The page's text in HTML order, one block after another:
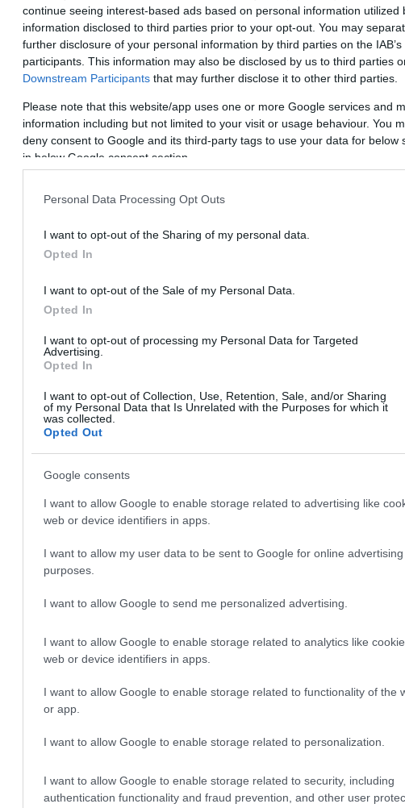
continue seeing interest-based ads based on personal information utilized
information disclosed to third parties prior to your opt-out. You may
further disclosure of your personal information by third parties on the
participants. This information may also be disclosed by us to third parties
Downstream Participants that may further disclose it to other third parties.
Please note that this website/app uses one or more Google services and
information including but not limited to your visit or usage behaviour. You
deny consent to Google and its third-party tags to use your data for below
in below Google consent section.
Personal Data Processing Opt Outs
I want to opt-out of the Sharing of my personal data.
Opted In
I want to opt-out of the Sale of my Personal Data.
Opted In
I want to opt-out of processing my Personal Data for Targeted
Advertising.
Opted In
I want to opt-out of Collection, Use, Retention, Sale, and/or Sharing
of my Personal Data that Is Unrelated with the Purposes for which it
was collected.
Opted Out
Google consents
I want to allow Google to enable storage related to advertising like
web or device identifiers in apps.
I want to allow my user data to be sent to Google for online advertising
purposes.
I want to allow Google to send me personalized advertising.
I want to allow Google to enable storage related to analytics like
web or device identifiers in apps.
I want to allow Google to enable storage related to functionality of the
or app.
I want to allow Google to enable storage related to personalization.
I want to allow Google to enable storage related to security, including
authentication functionality and fraud prevention, and other user